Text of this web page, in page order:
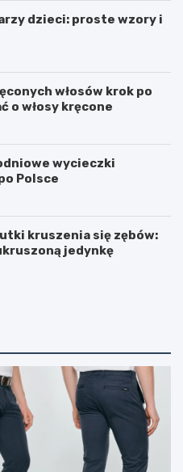
dzieci: proste wzory i
włosów krok po
o włosy kręcone
wycieczki
Polsce
kruszenia się zębów:
jedynkę